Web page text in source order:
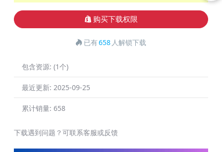
购买下载权限
已有658 人解锁下载
包含资源: (1个)
最近更新: 2025-09-25
累计销量: 658
下载遇到问题？可联系客服或反馈